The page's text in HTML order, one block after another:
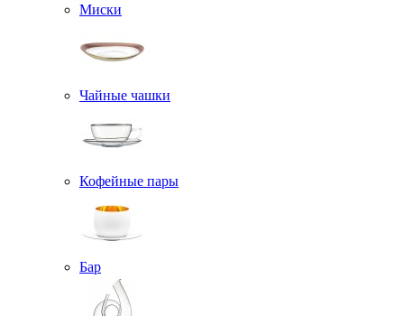
Миски
Чайные чашки
Кофейные пары
Бар